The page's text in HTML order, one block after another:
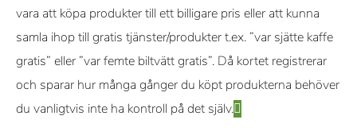
vara att köpa produkter till ett billigare pris eller att kunna
samla ihop till gratis tjänster/produkter t.ex. ”var sjätte kaffe
gratis” eller ”var femte biltvätt gratis”. Då kortet registrerar
och sparar hur många gånger du köpt produkterna behöver
du vanligtvis inte ha kontroll på det själv.